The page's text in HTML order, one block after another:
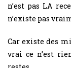
n’est pas LA
n’existe pas
Car existe des
vrai ce n’est